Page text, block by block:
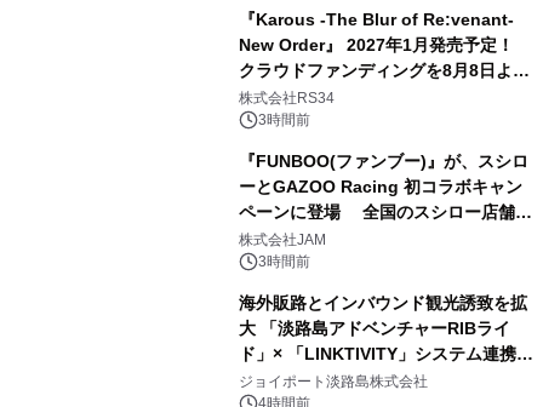
『Karous -The Blur of Re:venant-
New Order』 2027年1月発売予定！
クラウドファンディングを8月8日より
開始
株式会社RS34
3時間前
『FUNBOO(ファンブー)』が、スシロ
ーとGAZOO Racing 初コラボキャン
ペーンに登場 全国のスシロー店舗で
GR 4車種の FUNBOO(ミニカー)付き
メニューが展開されます
株式会社JAM
3時間前
海外販路とインバウンド観光誘致を拡
大 「淡路島アドベンチャーRIBライ
ド」× 「LINKTIVITY」システム連携を
開始！
ジョイポート淡路島株式会社
4時間前